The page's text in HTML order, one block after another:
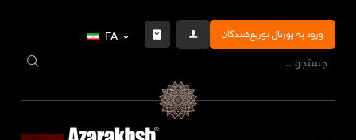
ورود به پورتال توزیع‌کنندگان FA